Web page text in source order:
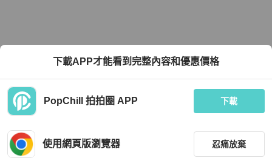
下載APP才能看到完整內容和優惠價格
PopChill 拍拍圈 APP 下載
使用網頁版瀏覽器 忍痛放棄